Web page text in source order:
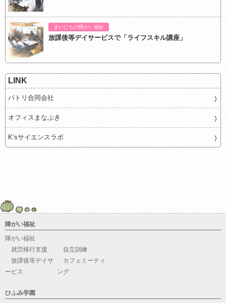
まいにちの障がい福祉
放課後等デイサービスで「ライフスキル講座」
LINK
パトリ合同会社
オフィスまなぶき
K’sサイエンスラボ
障がい福祉
障がい福祉
就労移行支援
自立訓練
放課後等デイサ
ービス
カフェミーティ
ング
ひふみ学園